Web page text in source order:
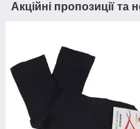
Акційні пропозиції та